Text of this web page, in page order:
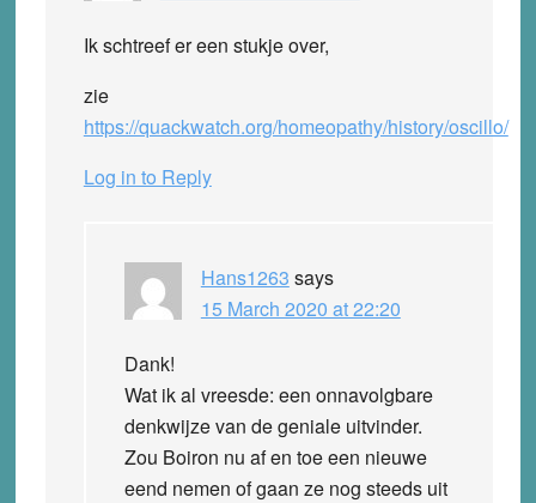
Ik schtreef er een stukje over,
zie
https://quackwatch.org/homeopathy/history/oscillo/
Log in to Reply
Hans1263 says
15 March 2020 at 22:20
Dank!
Wat ik al vreesde: een onnavolgbare
denkwijze van de geniale uitvinder.
Zou Boiron nu af en toe een nieuwe
eend nemen of gaan ze nog steeds uit